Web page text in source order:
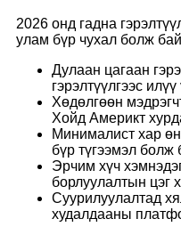
2026 онд гадна
улам бүр чухал болж
Дулаан цагаан
гэрэлтүүлгээс
Хөдөлгөөн
Хойд Америкт
Минималист хар
бүр түгээмэл болж
Эрчим хүч
борлуулалтын цэг
Суурилуулалтад
худалдааны